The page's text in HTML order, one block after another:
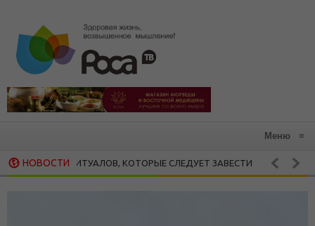
Меню ≡
НОВОСТИ
РИТУАЛОВ, КОТОРЫЕ СЛЕДУЕТ ЗАВЕСТИ ЗДОРОВАЯ КУХНЯ